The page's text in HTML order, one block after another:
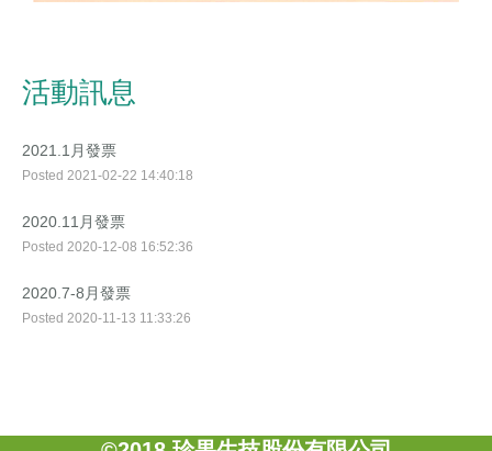
活動訊息
2021.1月發票
Posted 2021-02-22 14:40:18
2020.11月發票
Posted 2020-12-08 16:52:36
2020.7-8月發票
Posted 2020-11-13 11:33:26